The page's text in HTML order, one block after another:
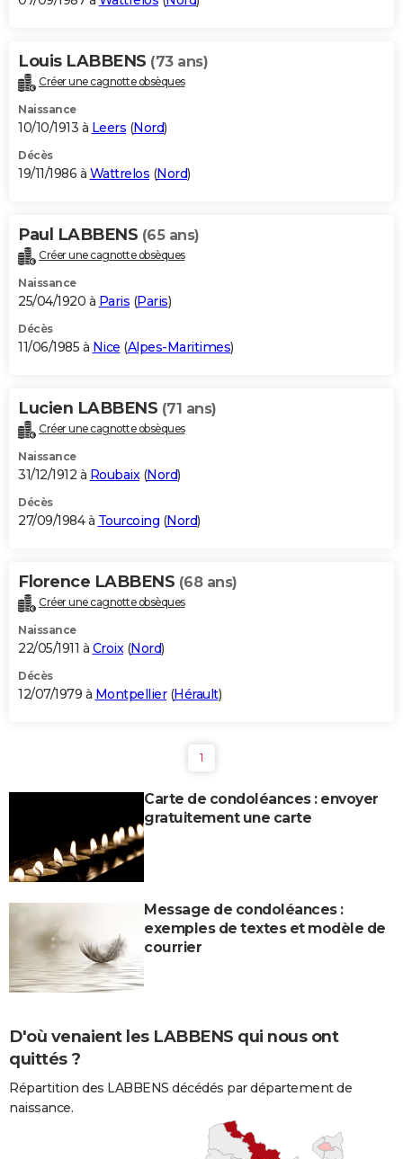
Louis LABBENS (73 ans)
Créer une cagnotte obsèques
Naissance
10/10/1913 à Leers (Nord)
Décès
19/11/1986 à Wattrelos (Nord)
Paul LABBENS (65 ans)
Créer une cagnotte obsèques
Naissance
25/04/1920 à Paris (Paris)
Décès
11/06/1985 à Nice (Alpes-Maritimes)
Lucien LABBENS (71 ans)
Créer une cagnotte obsèques
Naissance
31/12/1912 à Roubaix(Nord)
Décès
27/09/1984 à Tourcoing (Nord)
Florence LABBENS (68 ans)
Créer une cagnotte obsèques
Naissance
22/05/1911 à Croix(Nord)
Décès
12/07/1979 à Montpellier(Hérault)
1
Carte de condoléances : envoyer
gratuitement une carte
Message de condoléances :
exemples de textes et modèle de
courrier
D'où venaient les LABBENS qui nous ont
quittés ?
Répartition des LABBENS décédés par département de
naissance.